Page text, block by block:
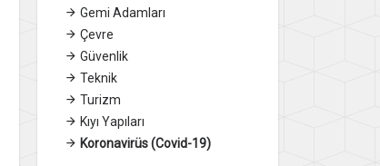
Gemi Adamları
Çevre
Güvenlik
Teknik
Turizm
Kıyı Yapıları
Koronavirüs (Covid-19)